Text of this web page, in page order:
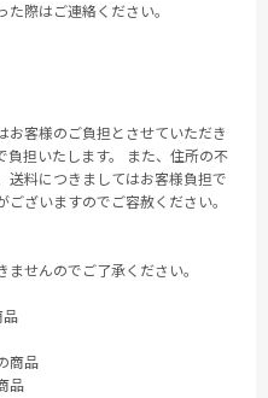
際はご連絡ください。
お客様のご負担とさせていただき
負担いたします。 また、住所の不
送料につきましてはお客様負担で
ざいますのでご容赦ください。
せんのでご了承ください。
品
商品
品